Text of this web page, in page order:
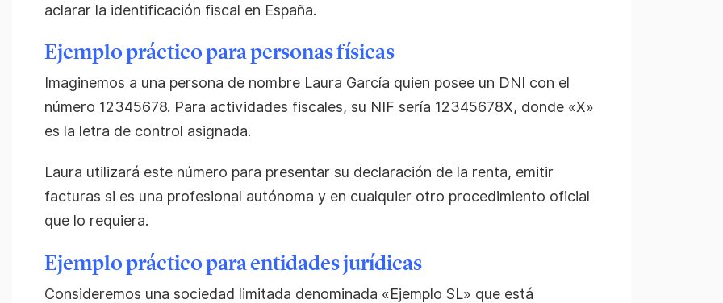
aclarar la identificación fiscal en España.
Ejemplo práctico para personas físicas
Imaginemos a una persona de nombre Laura García quien posee un DNI con el
número 12345678. Para actividades fiscales, su NIF sería 12345678X, donde «X»
es la letra de control asignada.
Laura utilizará este número para presentar su declaración de la renta, emitir
facturas si es una profesional autónoma y en cualquier otro procedimiento oficial
que lo requiera.
Ejemplo práctico para entidades jurídicas
Consideremos una sociedad limitada denominada «Ejemplo SL» que está